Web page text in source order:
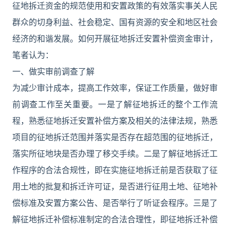
征地拆迁资金的规范使用和安置政策的有效落实事关人民
群众的切身利益、社会稳定、国有资源的安全和地区社会
经济的和谐发展。如何开展征地拆迁安置补偿资金审计，
笔者认为：
一、做实审前调查了解
为减少审计成本，提高工作效率，保证工作质量，做好审
前调查工作至关重要。一是了解征地拆迁的整个工作流
程，熟悉征地拆迁安置补偿方案及相关的法律法规，熟悉
项目的征地拆迁范围并落实是否存在超范围的征地拆迁，
落实所征地块是否办理了移交手续。二是了解征地拆迁工
作程序的合法合规性，即在实施征地拆迁前是否获取了征
用土地的批复和拆迁许可证，是否进行征用土地、征地补
偿标准及安置方案公告、是否举行了听证会程序。三是了
解征地拆迁补偿标准制定的合法合理性，即征地拆迁补偿